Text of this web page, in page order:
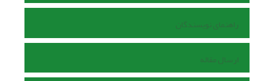
راهنمای نویسندگان
ارسال مقاله